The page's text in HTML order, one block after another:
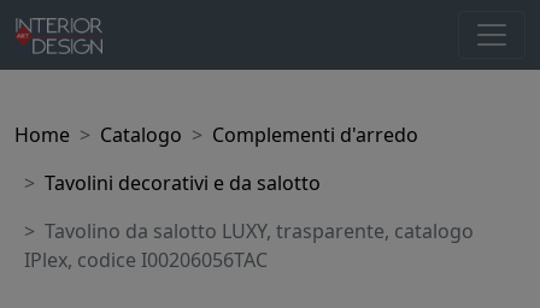
Home Catalogo
Complementi d'arredo
Tavolini decorativi e da salotto
Tavolino da salotto LUXY, trasparente, catalogo
IPlex, codice I00206056TAC